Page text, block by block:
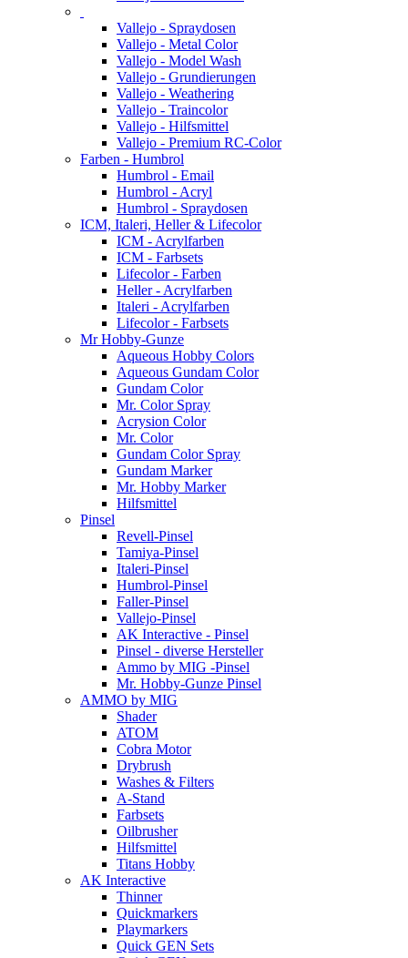
Vallejo - Spraydosen
Vallejo - Metal Color
Vallejo - Model Wash
Vallejo - Grundierungen
Vallejo - Weathering
Vallejo - Traincolor
Vallejo - Hilfsmittel
Vallejo - Premium RC-Color
Farben - Humbrol
Humbrol - Email
Humbrol - Acryl
Humbrol - Spraydosen
ICM, Italeri, Heller & Lifecolor
ICM - Acrylfarben
ICM - Farbsets
Lifecolor - Farben
Heller - Acrylfarben
Italeri - Acrylfarben
Lifecolor - Farbsets
Mr Hobby-Gunze
Aqueous Hobby Colors
Aqueous Gundam Color
Gundam Color
Mr. Color Spray
Acrysion Color
Mr. Color
Gundam Color Spray
Gundam Marker
Mr. Hobby Marker
Hilfsmittel
Pinsel
Revell-Pinsel
Tamiya-Pinsel
Italeri-Pinsel
Humbrol-Pinsel
Faller-Pinsel
Vallejo-Pinsel
AK Interactive - Pinsel
Pinsel - diverse Hersteller
Ammo by MIG -Pinsel
Mr. Hobby-Gunze Pinsel
AMMO by MIG
Shader
ATOM
Cobra Motor
Drybrush
Washes & Filters
A-Stand
Farbsets
Oilbrusher
Hilfsmittel
Titans Hobby
AK Interactive
Thinner
Quickmarkers
Playmarkers
Quick GEN Sets